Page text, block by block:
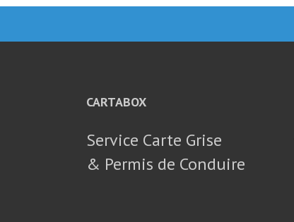
CARTABOX
Service Carte Grise
& Permis de Conduire